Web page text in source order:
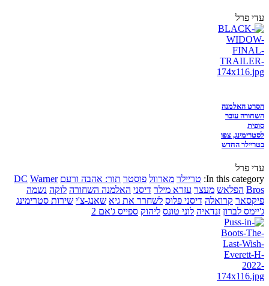
עדי פרל
הסרט האלמנה
השחורה עובר
סופית
לסטרימינג, צפו
בטריילר החדש
עדי פרל
In this category: טריילר מארוול פוסטר תור: אהבה ורעם DC Warner
Bros הפלאש מעצר עזרא מילר דיסני האלמנה השחורה לוקה נשמה
פיקסאר קרואלה דיסני פלוס לשחרר את גיא שאנג-צ'י שירות סטרימינג
ג'יימס לברון זנדאיה לוני טונס ליהוק ספייס ג'אם 2